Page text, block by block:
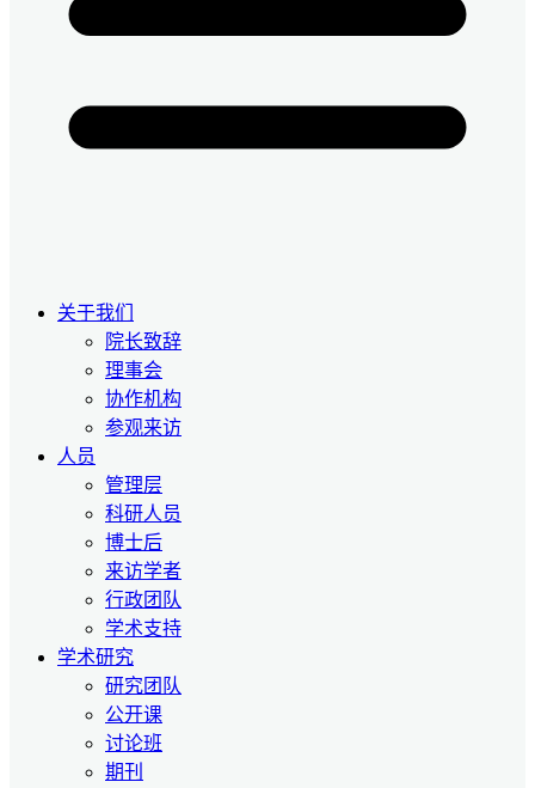
关于我们
院长致辞
理事会
协作机构
参观来访
人员
管理层
科研人员
博士后
来访学者
行政团队
学术支持
学术研究
研究团队
公开课
讨论班
期刊